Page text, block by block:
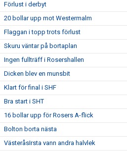
Förlust i derbyt
20 bollar upp mot Westermalm
Flaggan i topp trots förlust
Skuru väntar på bortaplan
Ingen fullträff i Rosershallen
Dicken blev en munsbit
Klart för final i SHF
Bra start i SHT
16 bollar upp för Rosers A-flick
Bolton borta nästa
VästeråsIrsta vann andra halvlek